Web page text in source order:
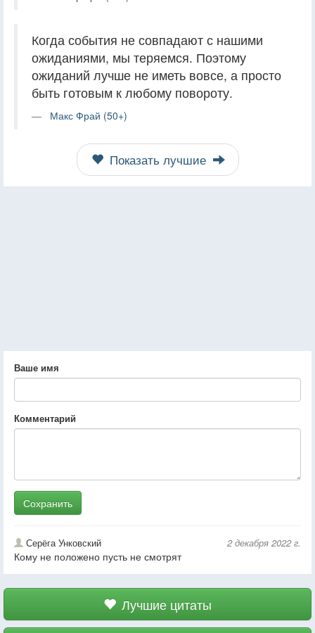
Когда события не совпадают с нашими
ожиданиями, мы теряемся. Поэтому
ожиданий лучше не иметь вовсе, а просто
быть готовым к любому повороту.
Макс Фрай (50+)
Показать лучшие
Ваше имя
Комментарий
Сохранить
Серёга Унковский 2 декабря 2022 г.
Кому не положено пусть не смотрят
Лучшие цитаты